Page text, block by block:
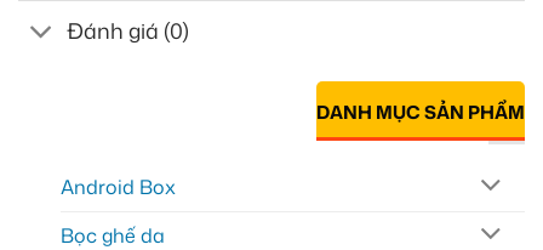
Đánh giá (0)
DANH MỤC SẢN PHẨM
Android Box
Bọc ghế da